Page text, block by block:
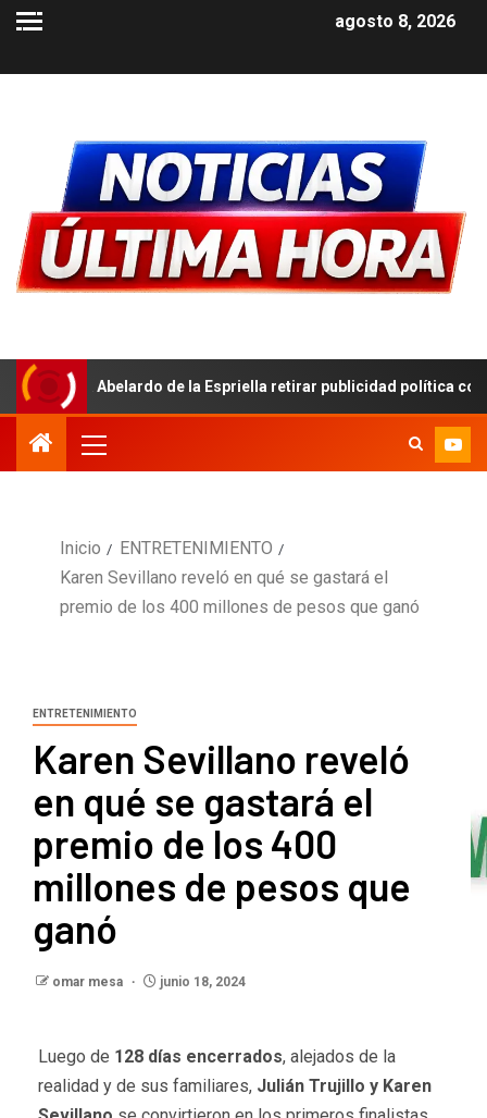
agosto 8, 2026
de la Espriella retirar publicidad política con símbolos patrios
Inicio
ENTRETENIMIENTO
Karen Sevillano reveló en qué se gastará el
premio de los 400 millones de pesos que ganó
ENTRETENIMIENTO
Karen Sevillano reveló
en qué se gastará el
premio de los 400
millones de pesos que
ganó
omar mesa junio 18, 2024
Luego de 128 días encerrados, alejados de la
realidad y de sus familiares, Julián Trujillo y Karen